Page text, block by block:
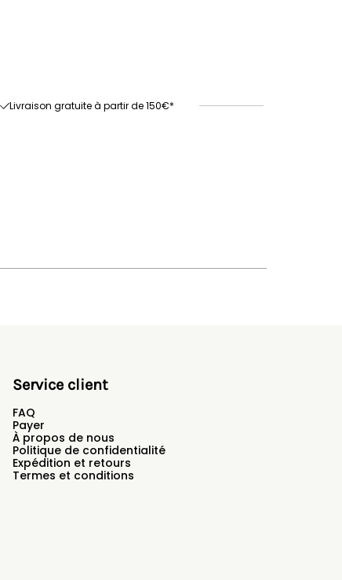
Livraison gratuite à partir de 150€*
Service client
FAQ
Payer
À propos de nous
Politique de confidentialité
Expédition et retours
Termes et conditions